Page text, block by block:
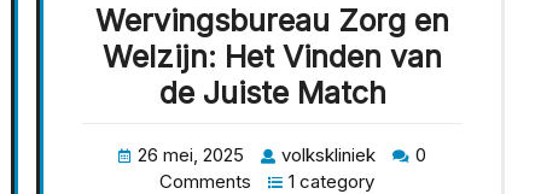
Wervingsbureau Zorg en
Welzijn: Het Vinden van
de Juiste Match
26 mei, 2025 volkskliniek
0
Comments
1 category